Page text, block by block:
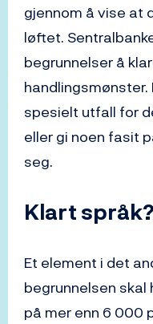
gjennom å vise at
løftet.
begrunnelser å
handlingsmønster.
spesielt utfall for
eller gi noen fasit
seg.
Klart språk?
Et element i det
begrunnelsen skal
på mer enn 6 000